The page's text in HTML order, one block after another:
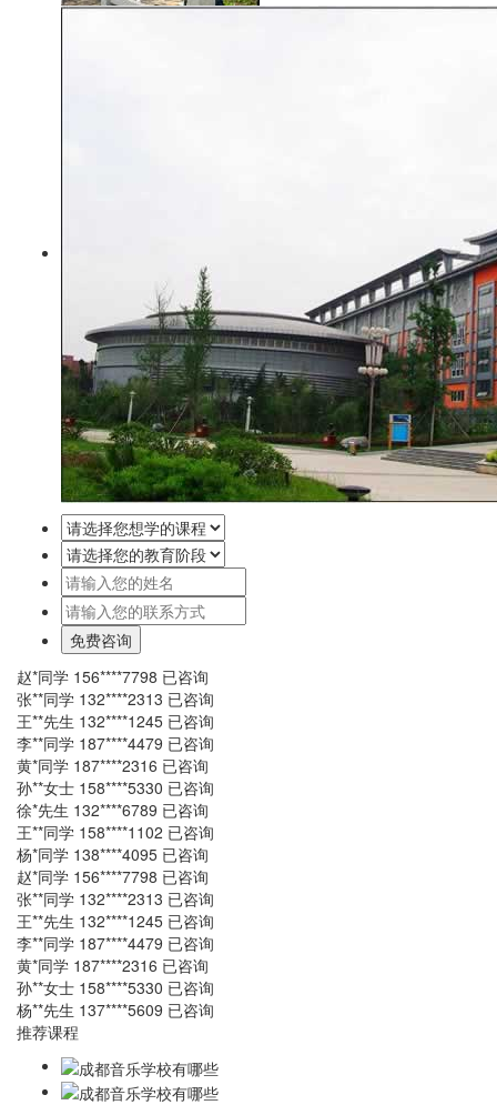
赵*同学 156****7798 已咨询
张**同学 132****2313 已咨询
王**先生 132****1245 已咨询
李**同学 187****4479 已咨询
黄*同学 187****2316 已咨询
孙**女士 158****5330 已咨询
徐*先生 132****6789 已咨询
王**同学 158****1102 已咨询
杨*同学 138****4095 已咨询
赵*同学 156****7798 已咨询
张**同学 132****2313 已咨询
王**先生 132****1245 已咨询
李**同学 187****4479 已咨询
黄*同学 187****2316 已咨询
孙**女士 158****5330 已咨询
杨**先生 137****5609 已咨询
推荐课程